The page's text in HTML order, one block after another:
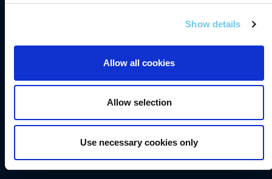
Show details
Allow all cookies
Allow selection
Use necessary cookies only
Saoráil Faisnéise
Príobháideacht
Fianáin
Fógra Maidir le Cosaint Sonraí